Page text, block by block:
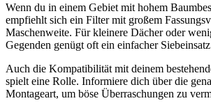
Wenn du in einem Gebiet mit hohem
empfiehlt sich ein Filter mit großem
Maschenweite. Für kleinere Dächer oder
Gegenden genügt oft ein einfacher
Auch die Kompatibilität mit deinem
spielt eine Rolle. Informiere dich über die
Montageart, um böse Überraschungen zu